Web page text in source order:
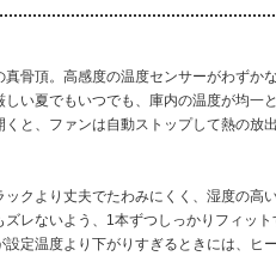
骨頂。高感度の温度センサーがわずか
い夏でもいつでも、庫内の温度が均一
と、ファンは自動ストップして熱の放出
クより丈夫でたわみにくく、湿度の高
レないよう、1本ずつしっかりフィット
定温度より下がりすぎるときには、ヒ